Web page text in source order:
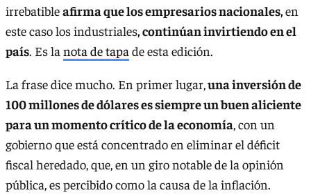
irrebatibleafirma que los empresarios nacionales,en
este caso los industriales, continúan invirtiendo en el
país. Es la nota de tapa de esta edición.
La frase dice mucho. En primer lugar,una inversión de
100 millones de dólares es siempre un buen aliciente
para un momento crítico de la economía, con un
gobierno que está concentrado en eliminar el déficit
fiscal heredado, que, en un giro notable de la opinión
pública, es percibido como la causa de la inflación.